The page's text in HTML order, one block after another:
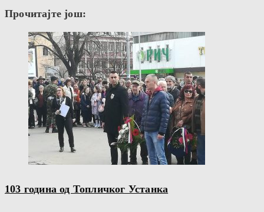
Прочитајте још:
103 година од Топличког Устанка